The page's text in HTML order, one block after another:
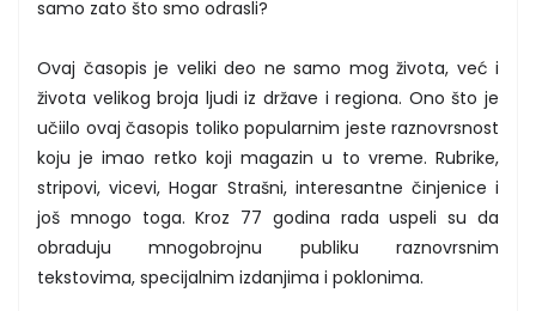
samo zato što smo odrasli?
Ovaj časopis je veliki deo ne samo mog života, već i
života velikog broja ljudi iz države i regiona. Ono što je
učiilo ovaj časopis toliko popularnim jeste raznovrsnost
koju je imao retko koji magazin u to vreme. Rubrike,
stripovi, vicevi, Hogar Strašni, interesantne činjenice i
još mnogo toga. Kroz 77 godina rada uspeli su da
obraduju mnogobrojnu publiku raznovrsnim
tekstovima, specijalnim izdanjima i poklonima.